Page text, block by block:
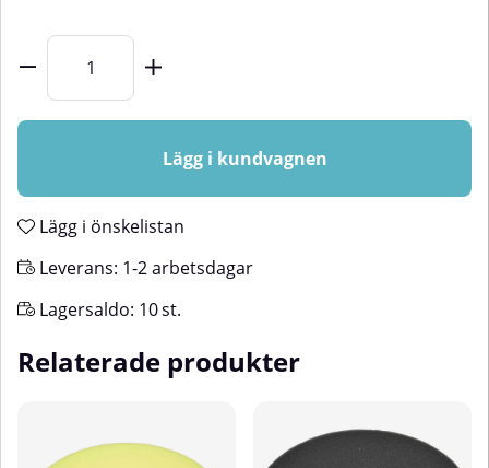
Lägg i kundvagnen
Lägg i önskelistan
Leverans: 1-2 arbetsdagar
Lagersaldo: 10st.
Relaterade produkter